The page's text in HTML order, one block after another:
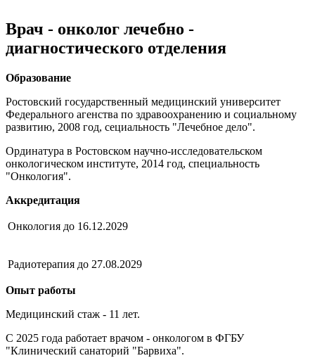
Врач - онколог лечебно -
диагностического отделения
Образование
Ростовский государственный медицинский университет
Федерального агенства по здравоохранению и социальному
развитию, 2008 год, сециальность "Лечебное дело".
Ординатура в Ростовском научно-исследовательском
онкологическом институте, 2014 год, специальность
"Онкология".
Аккредитация
Онкология до 16.12.2029
Радиотерапия до 27.08.2029
Опыт работы
Медицинский стаж - 11 лет.
С 2025 года работает врачом - онкологом в ФГБУ
"Клинический санаторий "Барвиха".